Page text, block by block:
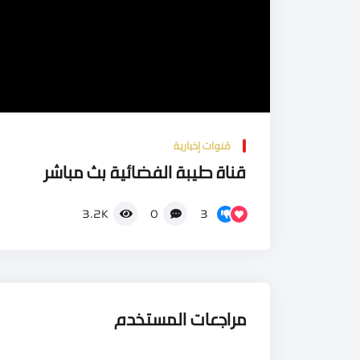
قنوات إخبارية
قناة طيبة الفضائية بث مباشر
3
0
3.2K
مراجعات المستخدم